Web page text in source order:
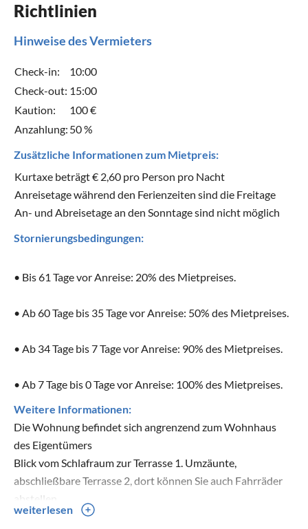
Richtlinien
Hinweise des Vermieters
Check-in:
10:00
Check-out: 15:00
Kaution:
100 €
Anzahlung: 50 %
Zusätzliche Informationen zum Mietpreis:
Kurtaxe beträgt € 2,60 pro Person pro Nacht
Anreisetage während den Ferienzeiten sind die Freitage
An- und Abreisetage an den Sonntage sind nicht möglich
Stornierungsbedingungen:
• Ab 7 Tage bis 0 Tage vor Anreise: 100% des Mietpreises.
Weitere Informationen:
Die Wohnung befindet sich angrenzend zum Wohnhaus
des Eigentümers
Blick vom Schlafraum zur Terrasse 1. Umzäunte,
abschließbare Terrasse 2, dort können Sie auch Fahrräder
abstellen.
Eigener Zugang zur Wohnung und viel Privacy.
weiterlesen